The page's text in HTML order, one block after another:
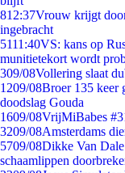
812:37Vrouw krijgt
ingebracht
5111:40VS: kans op
munitietekort wordt
309/08Vollering slaat
1209/08Broer 135 keer
doodslag Gouda
1609/08VrijMiBabes
3209/08Amsterdams
5709/08Dikke Van
schaamlippen